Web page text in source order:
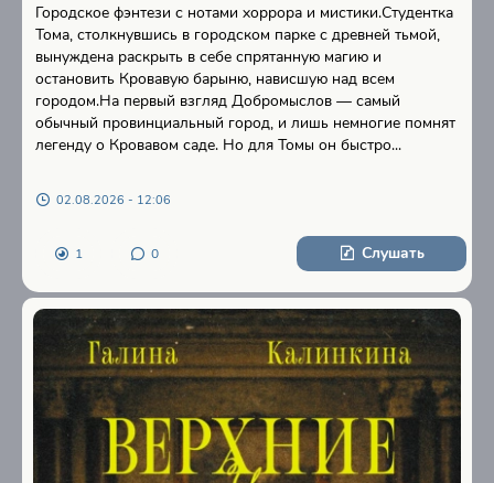
Городское фэнтези с нотами хоррора и мистики.Студентка
Тома, столкнувшись в городском парке с древней тьмой,
вынуждена раскрыть в себе спрятанную магию и
остановить Кровавую барыню, нависшую над всем
городом.На первый взгляд Добромыслов — самый
обычный провинциальный город, и лишь немногие помнят
легенду о Кровавом саде. Но для Томы он быстро...
02.08.2026 - 12:06
1 0 Слушать